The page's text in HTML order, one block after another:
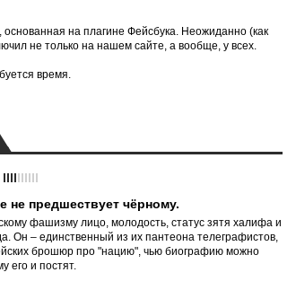
на плагине Фейсбука. Неожиданно (как
не только на нашем сайте, а вообще, у всех.
время.
не предшествует чёрному.
фашизму лицо, молодость, статус зятя халифа и
Он – единственный из их пантеона телеграфистов,
брошюр про "нацию", чью биографию можно
его и постят.